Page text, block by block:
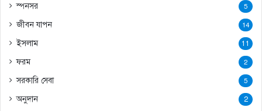
স্পনসর 5
জীবন যাপন 14
ইসলাম 11
ফরম 2
সরকারি সেবা 5
অনুদান 2